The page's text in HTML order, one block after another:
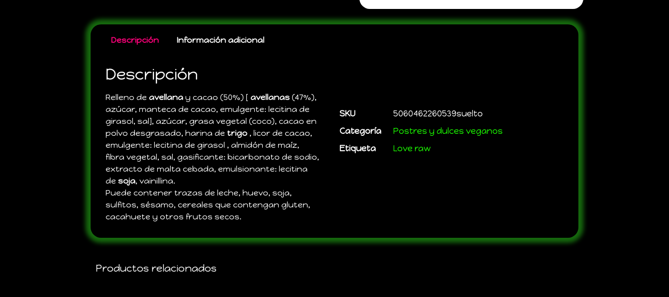
Descripción Información adicional
Descripción
Relleno de avellana y cacao (50%) [ avellanas (47%),
azúcar, manteca de cacao, emulgente: lecitina de
girasol, sal], azúcar, grasa vegetal (coco), cacao en
polvo desgrasado, harina de trigo , licor de cacao,
emulgente: lecitina de girasol , almidón de maíz,
fibra vegetal, sal, gasificante: bicarbonato de sodio,
extracto de malta cebada, emulsionante: lecitina
de soja, vainillina.
Puede contener trazas de leche, huevo, soja,
sulfitos, sésamo, cereales que contengan gluten,
cacahuete y otros frutos secos.
SKU
5060462260539suelto
Categoría
Postres y dulces veganos
Etiqueta
Love raw
Productos relacionados